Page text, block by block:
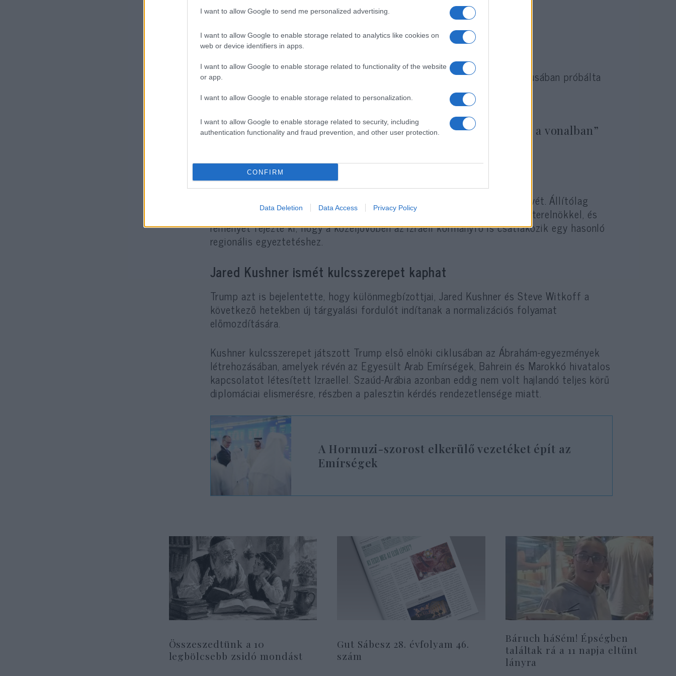
I want to allow Google to send me personalized advertising.
I want to allow Google to enable storage related to analytics like cookies on
web or device identifiers in apps.
I want to allow Google to enable storage related to functionality of the website
or app.
I want to allow Google to enable storage related to personalization.
I want to allow Google to enable storage related to security, including
authentication functionality and fraud prevention, and other user protection.
CONFIRM
Data Deletion Data Access Privacy Policy
vonalban”
– mondta egy amerikai tisztviselő.
A forrás szerint Trump azonnal érzékelte a feszültséget, majd saját stílusában próbálta
„Viccelődve megkérdezte, hogy még mindig ott vannak-e a vonalban”
– fogalmazott az illetékes.
Az amerikai elnök ugyanakkor nyomatékosította: komolyan gondolja tervét. Állítólag
közölte, hogy azonnal kapcsolatba lép Benjamin Netanjahu izraeli miniszterelnökkel, és
reményét fejezte ki, hogy a közeljövőben az izraeli kormányfő is csatlakozik egy hasonló
regionális egyeztetéshez.
Jared Kushner ismét kulcsszerepet kaphat
Trump azt is bejelentette, hogy különmegbízottjai, Jared Kushner és Steve Witkoff a
következő hetekben új tárgyalási fordulót indítanak a normalizációs folyamat
előmozdítására.
Kushner kulcsszerepet játszott Trump első elnöki ciklusában az Ábrahám-egyezmények
létrehozásában, amelyek révén az Egyesült Arab Emírségek, Bahrein és Marokkó hivatalos
kapcsolatot létesített Izraellel. Szaúd-Arábia azonban eddig nem volt hajlandó teljes körű
diplomáciai elismerésre, részben a palesztin kérdés rendezetlensége miatt.
A Hormuzi-szorost elkerülő vezetéket épít az
Emírségek
Összeszedtünk a 10
legbölcsebb zsidó mondást
Gut Sábesz 28. évfolyam 46.
szám
Báruch háSém! Épségben
találtak rá a 11 napja eltűnt
lányra